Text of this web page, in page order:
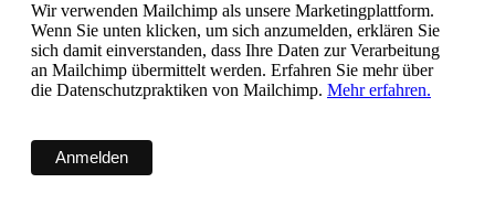
Wir verwenden Mailchimp als unsere Marketingplattform.
Wenn Sie unten klicken, um sich anzumelden, erklären Sie
sich damit einverstanden, dass Ihre Daten zur Verarbeitung
an Mailchimp übermittelt werden. Erfahren Sie mehr über
die Datenschutzpraktiken von Mailchimp. Mehr erfahren.